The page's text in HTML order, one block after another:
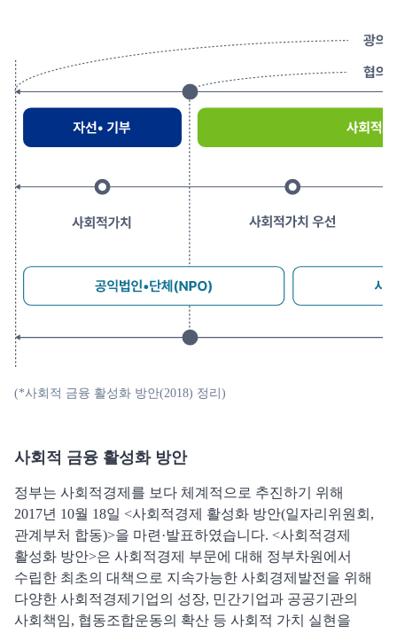
(*사회적 금융 활성화 방안(2018) 정리)
사회적 금융 활성화 방안
정부는 사회적경제를 보다 체계적으로 추진하기 위해
2017년 10월 18일 <사회적경제 활성화 방안(일자리위원회,
관계부처 합동)>을 마련·발표하였습니다. <사회적경제
활성화 방안>은 사회적경제 부문에 대해 정부차원에서
수립한 최초의 대책으로 지속가능한 사회경제발전을 위해
다양한 사회적경제기업의 성장, 민간기업과 공공기관의
사회책임, 협동조합운동의 확산 등 사회적 가치 실현을